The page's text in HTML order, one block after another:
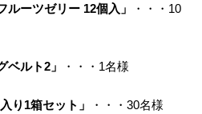
ルーツゼリー 12個入」
・・・10
ベルト2」 ・・・1名様
り1箱セット」 ・・・30名様